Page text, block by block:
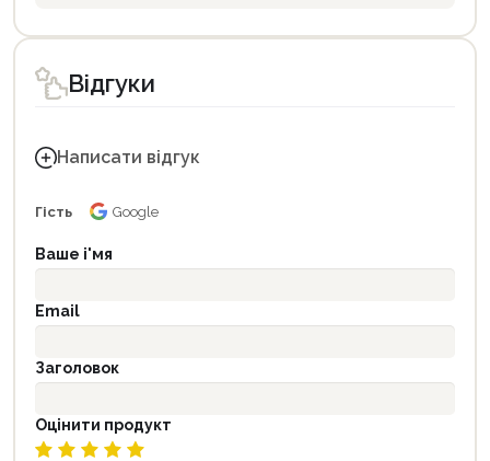
Відгуки
Написати відгук
Гість Google
Ваше і'мя
Email
Заголовок
Оцінити продукт